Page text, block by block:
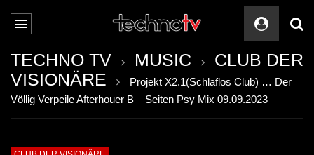
TECHNO TV MUSIC
CLUB DER
VISIONÄRE
Projekt X2.1(Schlaflos Club) … Der
Völlig Verpeile Afterhouer B – Seiten Psy Mix 09.09.2023